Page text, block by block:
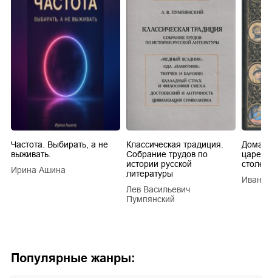
Популярные жанры:
Частота. Выбирать, а не
выживать.
Ирина Ашина
Классическая традиция.
Собрание трудов по
истории русской
литературы
Лев Васильевич
Пумпянский
царей
Иван